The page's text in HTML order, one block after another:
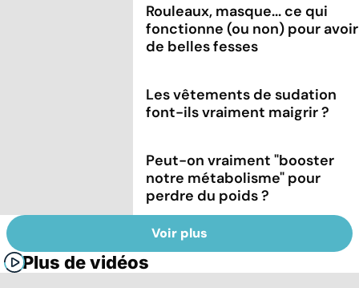
Rouleaux, masque... ce qui
fonctionne (ou non) pour avoir
de belles fesses
Les vêtements de sudation
font-ils vraiment maigrir ?
Peut-on vraiment "booster
notre métabolisme" pour
perdre du poids ?
Voir plus
Plus de vidéos